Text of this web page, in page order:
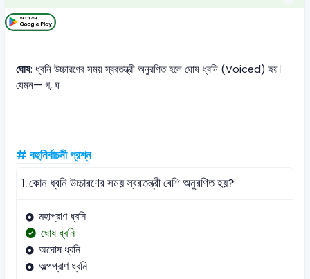
ঘোষ: ধ্বনি উচ্চারণের সময় স্বরতন্ত্রী অনুরণিত হলে ঘোষ ধ্বনি (Voiced) হয়।
যেমন— গ, ঘ
# বহুনির্বাচনী প্রশ্ন
1.কোন ধ্বনি উচ্চারণের সময় স্বরতন্ত্রী বেশি অনুরণিত হয়?
মহাপ্রাণ ধ্বনি
ঘোষ ধ্বনি
অঘোষ ধ্বনি
অল্পপ্রাণ ধ্বনি